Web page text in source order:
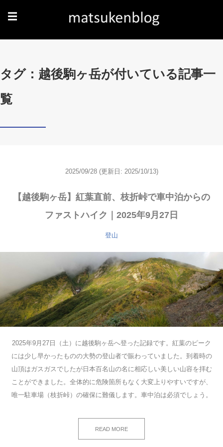
☰
タグ：越後駒ヶ岳が付いている記事一
覧
2025/09/28 (更新日: 2025/10/13)
【越後駒ヶ岳】紅葉直前、枝折峠で車中泊からの
ファストハイク｜2025年9月27日
登山
2025年9月27日（土）に越後駒ヶ岳へ登った記録です。紅葉のピーク
には少し早かったものの大勢の登山者で賑わっていました。到着時の
山頂はガスガスでしたが日本百名山の名に相応しい美しい山容を拝む
ことができました。全体的に危険箇所もなく大変上りやすいですが、
唯一駐車場（枝折峠）の確保に難儀します。車中泊は必須でしょう。
READ MORE